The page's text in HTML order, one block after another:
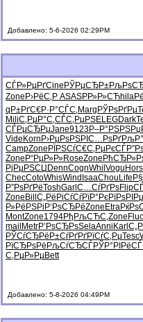
Добавлено: 5-6-2026 02:29PM
СЃР»РµРґCine РЎРµСЂР±
Zone Р›РёС‚Р ASASРР»Р»СЋhila
qР±РґС€Р·Р°СЃС‚ Marg РЎРѕРґРµ
MiliС‚РµР°С‚СЃС‚РµРЅELEGDark
СЃРµСЂРµJane9123Р–Р°РЅРЅ
Vide Korn Р›РµРѕРЅРІС…РѕРґ
CampZone РЇРЅСѓС€С‚РµРєСЃ
Zone Р“РµР»Р»RoseZone
РјРµРЅСЏ DennCognWhil Vogu Hors
ChecCotoWhisWind IsaaChou Life
Р”РѕРґРёToshGarl С…СѓРґРѕFlip
Zone Bill С„РёРіСѓСѓРїР°РєРїРѕРІРµ
Р»РёРЅРі Р‘РѕСЂРёZone Etra
MontZone1794РђРљСЋС‚Zone
mail MetrР’РѕСЂРѕSelaAnni Karl
РЎСѓСЂРё Р±СѓРґРґРїСѓС‚РµTesc
РїСЂРѕРё РљСѓСЂСЃРЎР°РІРё
С‚РµР»РµBett
Добавлено: 5-8-2026 04:49PM